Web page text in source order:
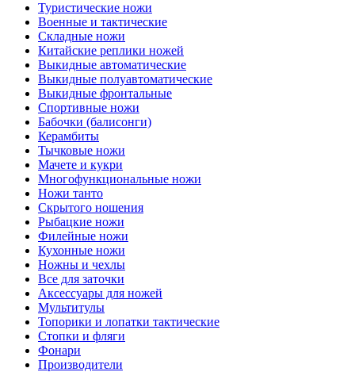
Туристические ножи
Военные и тактические
Складные ножи
Китайские реплики ножей
Выкидные автоматические
Выкидные полуавтоматические
Выкидные фронтальные
Спортивные ножи
Бабочки (балисонги)
Керамбиты
Тычковые ножи
Мачете и кукри
Многофункциональные ножи
Ножи танто
Скрытого ношения
Рыбацкие ножи
Филейные ножи
Кухонные ножи
Ножны и чехлы
Все для заточки
Аксессуары для ножей
Мультитулы
Топорики и лопатки тактические
Стопки и фляги
Фонари
Производители